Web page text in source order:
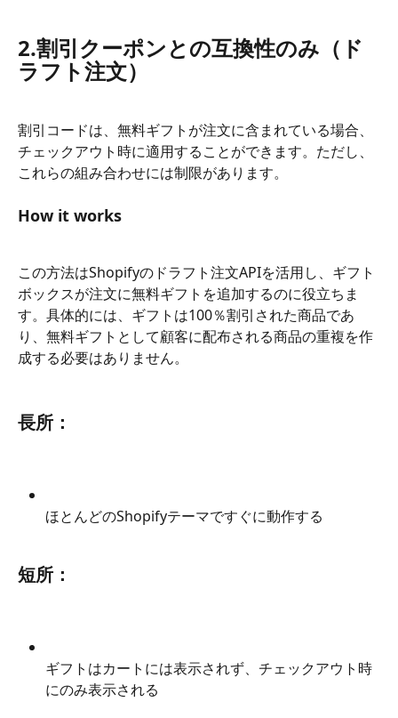
2.割引クーポンとの互換性のみ（ド
ラフト注文）
割引コードは、無料ギフトが注文に含まれている場合、
チェックアウト時に適用することができます。ただし、
これらの組み合わせには制限があります。
How it works
この方法はShopifyのドラフト注文APIを活用し、ギフト
ボックスが注文に無料ギフトを追加するのに役立ちま
す。具体的には、ギフトは100％割引された商品であ
り、無料ギフトとして顧客に配布される商品の重複を作
成する必要はありません。
長所：
ほとんどのShopifyテーマですぐに動作する
短所：
ギフトはカートには表示されず、チェックアウト時
にのみ表示される